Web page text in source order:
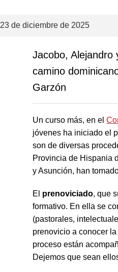
23 de diciembre de 2025
Jacobo, Alejandro
camino
Garzón
Un curso más, en el
jóvenes ha iniciado el
son de diversas
Provincia de Hispania
y Asunción, han
El prenoviciado, que
formativo. En ella se
(pastorales,
prenovicio a conocer
proceso están
Dejemos que sean